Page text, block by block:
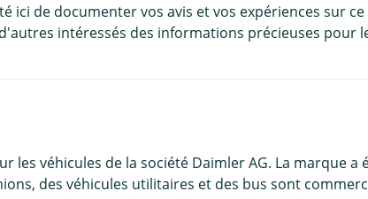
ici de documenter vos avis et vos expériences sur
intéressés des informations précieuses pour
les véhicules de la société Daimler AG. La marque
des véhicules utilitaires et des bus sont